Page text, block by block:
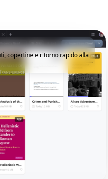
copertine e ritorno rapido alla